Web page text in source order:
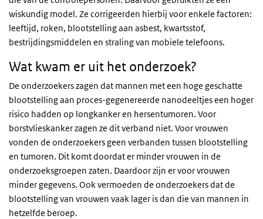
wiskundig model. Ze corrigeerden hierbij voor enkele factoren:
leeftijd, roken, blootstelling aan asbest, kwartsstof,
bestrijdingsmiddelen en straling van mobiele telefoons.
Wat kwam er uit het onderzoek?
De onderzoekers zagen dat mannen met een hoge geschatte
blootstelling aan proces-gegenereerde nanodeeltjes een hoger
risico hadden op longkanker en hersentumoren. Voor
borstvlieskanker zagen ze dit verband niet. Voor vrouwen
vonden de onderzoekers geen verbanden tussen blootstelling
en tumoren. Dit komt doordat er minder vrouwen in de
onderzoeksgroepen zaten. Daardoor zijn er voor vrouwen
minder gegevens. Ook vermoeden de onderzoekers dat de
blootstelling van vrouwen vaak lager is dan die van mannen in
hetzelfde beroep.